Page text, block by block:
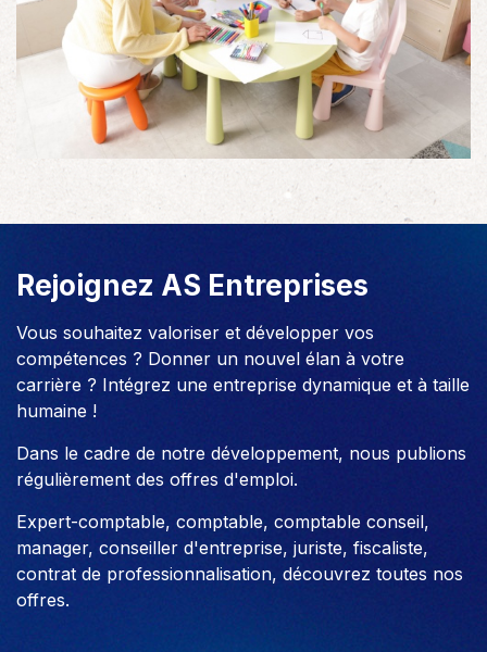
Rejoignez AS Entreprises
Vous souhaitez valoriser et développer vos
compétences ? Donner un nouvel élan à votre
carrière ? Intégrez une entreprise dynamique et à taille
humaine !
Dans le cadre de notre développement, nous publions
régulièrement des offres d'emploi.
Expert-comptable, comptable, comptable conseil,
manager, conseiller d'entreprise, juriste, fiscaliste,
contrat de professionnalisation, découvrez toutes nos
offres.